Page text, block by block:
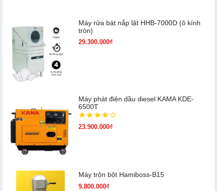
Máy rửa bát nắp lật HHB-7000D (ô kính
tròn)
29.300.000₫
Máy phát điện dầu diesel KAMA KDE-
6500T
23.900.000₫
Máy trộn bột Hamiboss-B15
9.800.000₫